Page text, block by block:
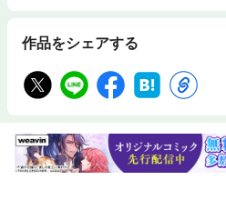
作品をシェアする